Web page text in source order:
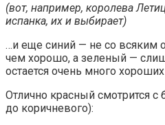
(вот, например, королева
испанка, их и выбирает)
…и еще синий — не со всяким
чем хорошо, а зеленый —
остается очень много
Отлично красный смотрится
до коричневого):